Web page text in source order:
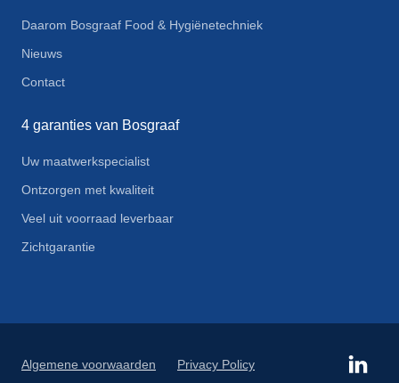
Daarom Bosgraaf Food & Hygiënetechniek
Nieuws
Contact
4 garanties van Bosgraaf
Uw maatwerkspecialist
Ontzorgen met kwaliteit
Veel uit voorraad leverbaar
Zichtgarantie
Algemene voorwaarden Privacy Policy